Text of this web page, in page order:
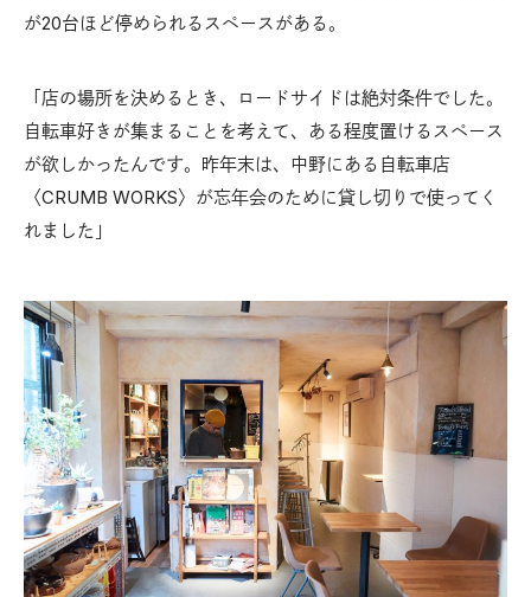
が20台ほど停められるスペースがある。
「店の場所を決めるとき、ロードサイドは絶対条件でした。
自転車好きが集まることを考えて、ある程度置けるスペース
が欲しかったんです。昨年末は、中野にある自転車店
〈CRUMB WORKS〉が忘年会のために貸し切りで使ってく
れました」